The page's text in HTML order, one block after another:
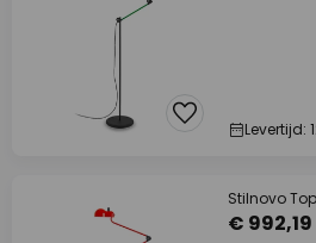
Levertijd:
Stilnovo
€ 992,19